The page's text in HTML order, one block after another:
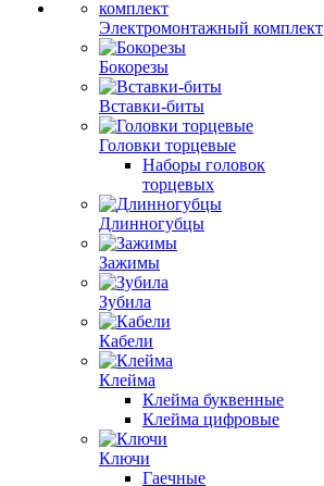
Электромонтажный комплект
Бокорезы
Вставки-биты
Головки торцевые
Наборы головок
торцевых
Длинногубцы
Зажимы
Зубила
Кабели
Клейма
Клейма буквенные
Клейма цифровые
Ключи
Гаечные